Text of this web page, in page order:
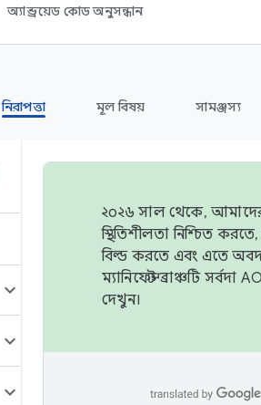
অ্যান্ড্রয়েড কোড অনুসন্ধান
নিরাপত্তা মূল বিষয় সামঞ্জস্য
২০২৬ সাল থেকে, আমাদের
স্থিতিশীলতা নিশ্চিত
বিল্ড করতে এবং এতে
ম্যানিফেস্ট ব্রাঞ্চটি
দেখুন।